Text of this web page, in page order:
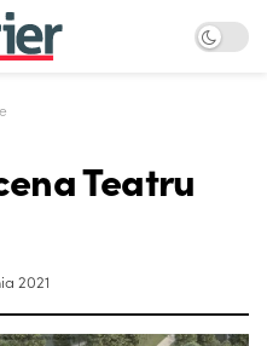
Teatru
2021